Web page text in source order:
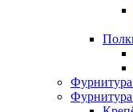
Фурнитура
Фурнитура